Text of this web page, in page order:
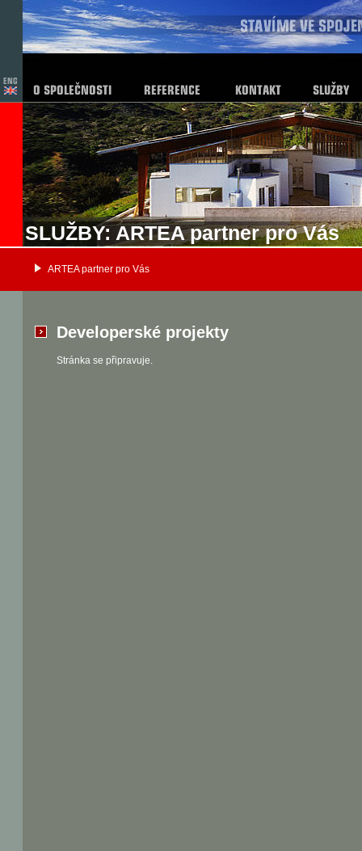
SLUŽBY: ARTEA partner pro Vás
ARTEA partner pro Vás
Developerské projekty
Stránka se připravuje.